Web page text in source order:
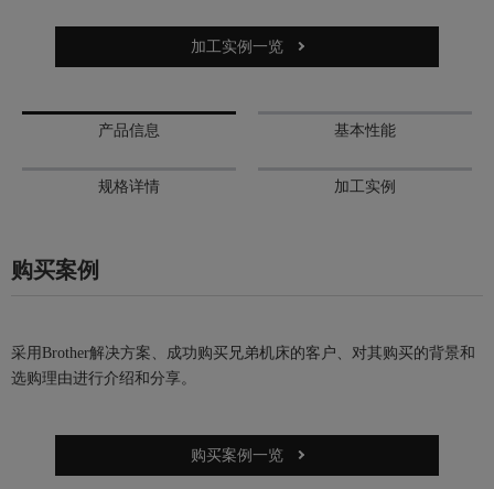
加工实例一览
产品信息 基本性能
规格详情 加工实例
购买案例
采用Brother解决方案、成功购买兄弟机床的客户、对其购买的背景和
选购理由进行介绍和分享。
购买案例一览